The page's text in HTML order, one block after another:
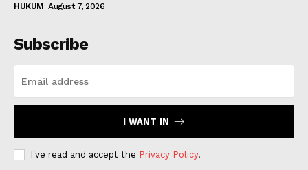
HUKUM August 7, 2026
Subscribe
I WANT IN
I've read and accept the Privacy Policy.